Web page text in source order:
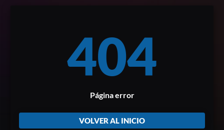
404
Página error
VOLVER AL INICIO